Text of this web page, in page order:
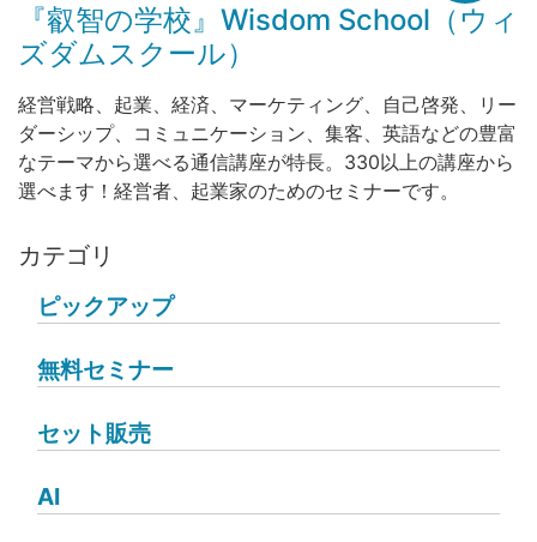
『叡智の学校』Wisdom School（ウィ
ズダムスクール）
経営戦略、起業、経済、マーケティング、自己啓発、リー
ダーシップ、コミュニケーション、集客、英語などの豊富
なテーマから選べる通信講座が特長。330以上の講座から
選べます！経営者、起業家のためのセミナーです。
カテゴリ
ピックアップ
無料セミナー
セット販売
AI